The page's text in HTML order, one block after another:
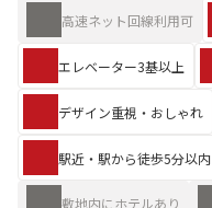
高速ネット回線利用可
エレベーター3基以上
デザイン重視・おしゃれ
駅近・駅から徒歩5分以内
敷地内にホテルあり